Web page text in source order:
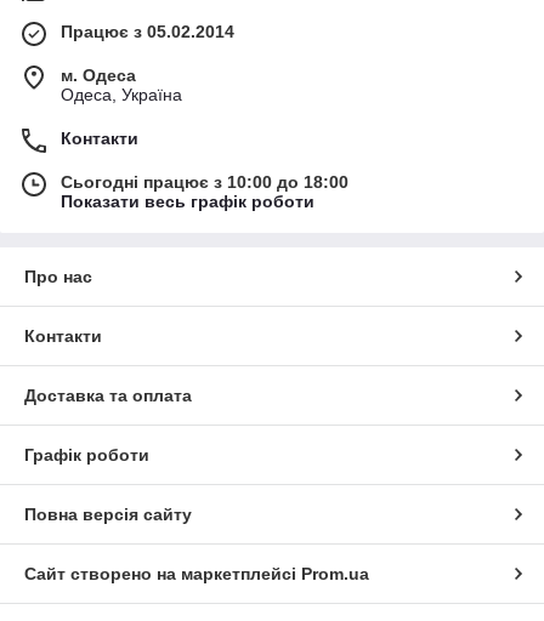
Працює з 05.02.2014
м. Одеса
Одеса, Україна
Контакти
Сьогодні працює з 10:00 до 18:00
Показати весь графік роботи
Про нас
Контакти
Доставка та оплата
Графік роботи
Повна версія сайту
Сайт створено на маркетплейсі Prom.ua